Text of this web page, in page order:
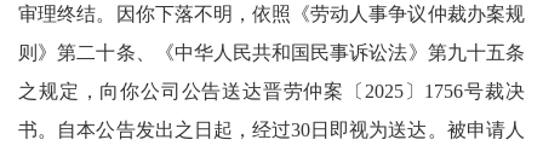
审理终结。因你下落不明，依照《劳动人事争议仲裁办案规
则》第二十条、《中华人民共和国民事诉讼法》第九十五条
之规定，向你公司 公告送达晋劳仲案 〔 2025〕1756号裁决
书。自本公告发出之日起，经过30日即视为送达。 被申请人